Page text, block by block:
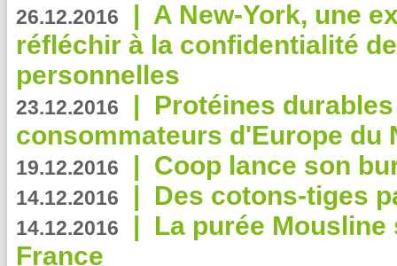
26.12.2016 | A New-York, une
réfléchir à la confidentialité
personnelles
23.12.2016 | Protéines
consommateurs d'Europe du
19.12.2016 | Coop lance son
14.12.2016 | Des cotons-tiges
14.12.2016 | La purée
France